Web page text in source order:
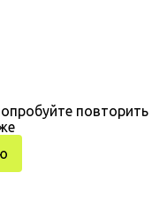
повторить